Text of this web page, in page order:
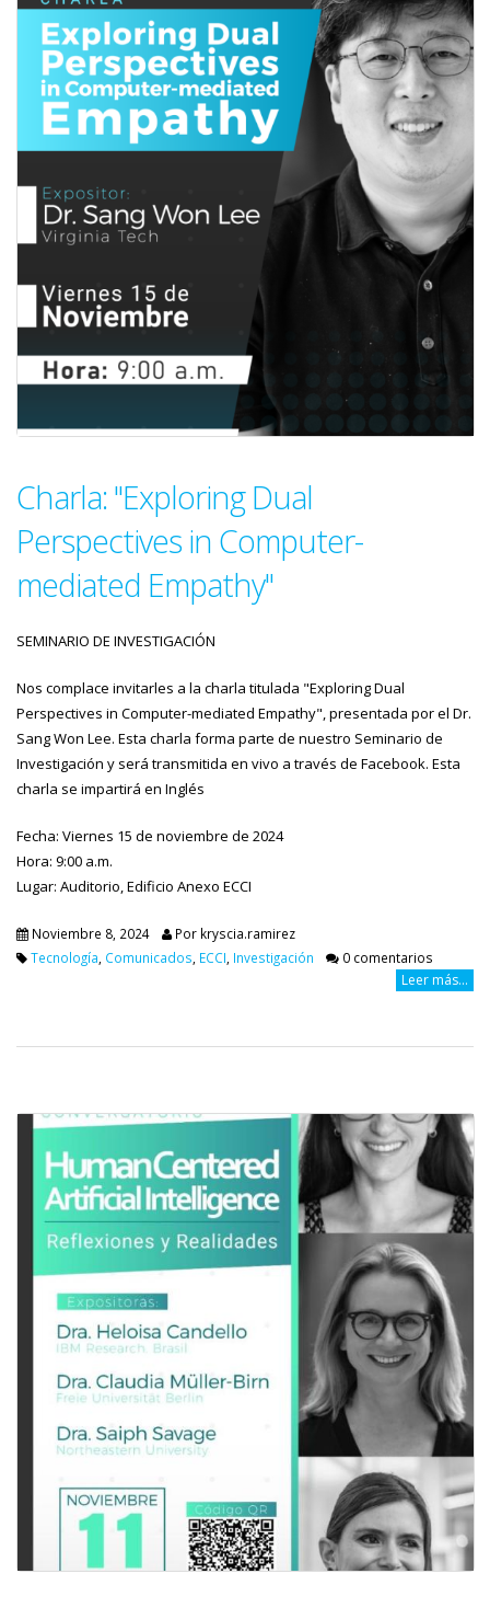
Charla: "Exploring Dual
Perspectives in Computer-
mediated Empathy"
SEMINARIO DE INVESTIGACIÓN
Nos complace invitarles a la charla titulada "Exploring Dual
Perspectives in Computer-mediated Empathy", presentada por el Dr.
Sang Won Lee. Esta charla forma parte de nuestro Seminario de
Investigación y será transmitida en vivo a través de Facebook. Esta
charla se impartirá en Inglés
Fecha: Viernes 15 de noviembre de 2024
Hora: 9:00 a.m.
Lugar: Auditorio, Edificio Anexo ECCI
Noviembre 8, 2024 Por kryscia.ramirez
Tecnología Comunicados ECCI Investigación 0 comentarios
Leer más...